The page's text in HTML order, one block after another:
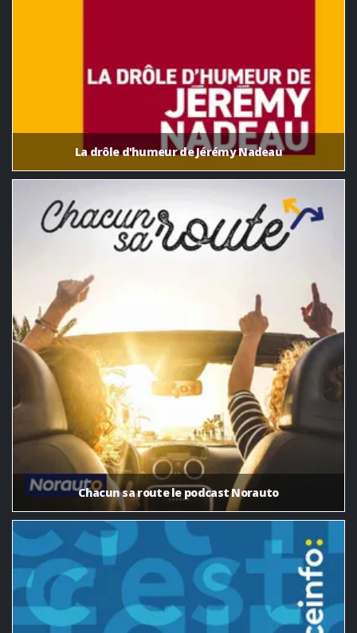
La drôle d'humeur de Jérémy Nadeau
Chacun sa route le podcast Norauto